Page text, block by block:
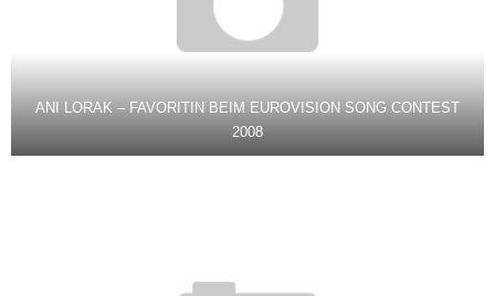
ANI LORAK – FAVORITIN BEIM EUROVISION SONG CONTEST
2008